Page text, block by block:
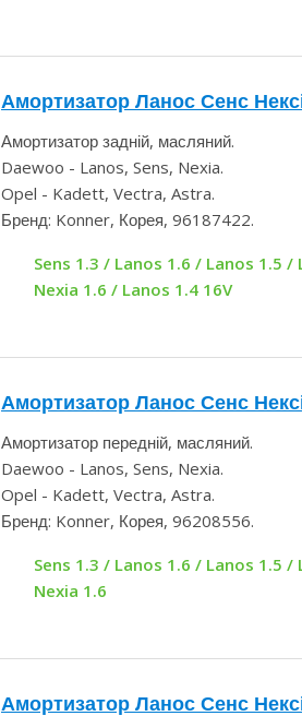
Амортизатор Ланос Сенс
Амортизатор задній, масляний.
Daewoo - Lanos, Sens, Nexia.
Opel - Kadett, Vectra, Astra.
Бренд: Konner, Корея, 96187422.
Sens 1.3 / Lanos 1.6 / Lanos 1.5
Nexia 1.6 / Lanos 1.4 16V
Амортизатор Ланос Сенс
Амортизатор передній, масляний.
Daewoo - Lanos, Sens, Nexia.
Opel - Kadett, Vectra, Astra.
Бренд: Konner, Корея, 96208556.
Sens 1.3 / Lanos 1.6 / Lanos 1.5
Nexia 1.6
Амортизатор Ланос Сенс